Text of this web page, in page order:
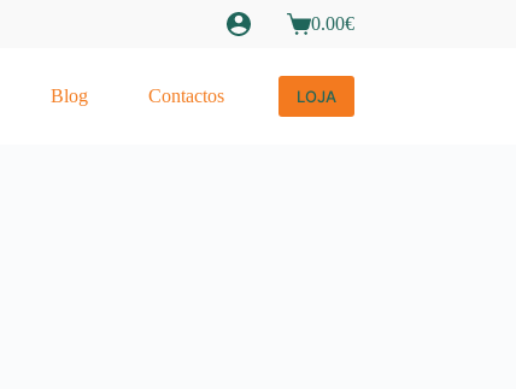
Carrinho
compras
0.00€
Blog Contactos LOJA